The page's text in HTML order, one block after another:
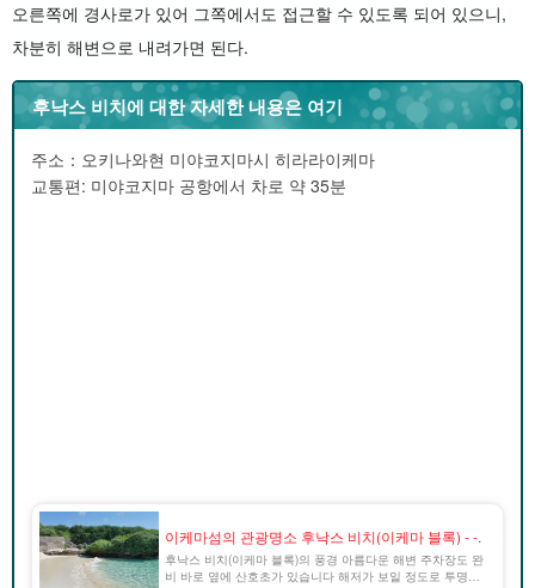
오른쪽에 경사로가 있어 그쪽에서도 접근할 수 있도록 되어 있으니,
차분히 해변으로 내려가면 된다.
후낙스 비치에 대한 자세한 내용은 여기
주소：오키나와현 미야코지마시 히라라이케마
교통편: 미야코지마 공항에서 차로 약 35분
이케마섬의 관광명소 후낙스 비치(이케마 블록) - -.
후낙스 비치(이케마 블록)의 풍경 아름다운 해변 주차장도 완
비 바로 옆에 산호초가 있습니다 해저가 보일 정도로 투명도